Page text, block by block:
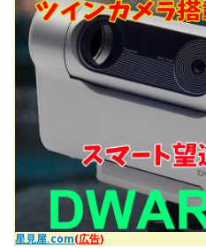
星見屋.com(広告)